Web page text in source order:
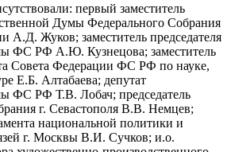
первый заместитель
Думы Федерального Собрания
А.Д. Жуков; заместитель председателя
ФС РФ А.Ю. Кузнецова; заместитель
Совета Федерации ФС РФ по науке,
Е.Б. Алтабаева; депутат
ФС РФ Т.В. Лобач; председатель
г. Севастополя В.В. Немцев;
национальной политики и
г. Москвы В.И. Сучков; и.о.